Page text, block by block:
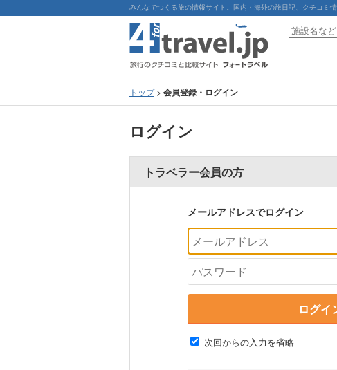
みんなでつくる旅の情報サイト。国内・海外の旅日記、クチコミ情
トップ> 会員登録・ログイン
ログイン
トラベラー会員の方
メールアドレスでログイン
次回からの入力を省略